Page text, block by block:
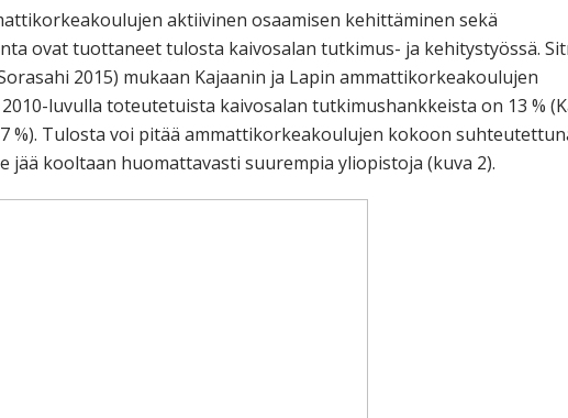
aktiivinen osaamisen kehittäminen sekä
ovat tuottaneet tulosta kaivosalan tutkimus- ja kehitystyössä.
2015) mukaan Kajaanin ja Lapin ammattikorkeakoulujen
luvulla toteutetuista kaivosalan tutkimushankkeista on 13 %
%). Tulosta voi pitää ammattikorkeakoulujen kokoon
jää kooltaan huomattavasti suurempia yliopistoja (kuva 2).